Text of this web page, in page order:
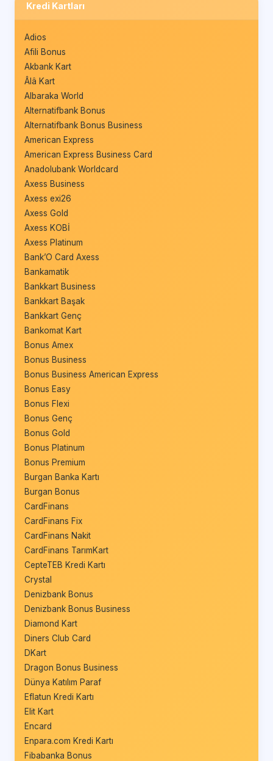
Kredi Kartları
Adios
Afili Bonus
Akbank Kart
Âlâ Kart
Albaraka World
Alternatifbank Bonus
Alternatifbank Bonus Business
American Express
American Express Business Card
Anadolubank Worldcard
Axess Business
Axess exi26
Axess Gold
Axess KOBİ
Axess Platinum
Bank’O Card Axess
Bankamatik
Bankkart Business
Bankkart Başak
Bankkart Genç
Bankomat Kart
Bonus Amex
Bonus Business
Bonus Business American Express
Bonus Easy
Bonus Flexi
Bonus Genç
Bonus Gold
Bonus Platinum
Bonus Premium
Burgan Banka Kartı
Burgan Bonus
CardFinans
CardFinans Fix
CardFinans Nakit
CardFinans TarımKart
CepteTEB Kredi Kartı
Crystal
Denizbank Bonus
Denizbank Bonus Business
Diamond Kart
Diners Club Card
DKart
Dragon Bonus Business
Dünya Katılım Paraf
Eflatun Kredi Kartı
Elit Kart
Encard
Enpara.com Kredi Kartı
Fibabanka Bonus